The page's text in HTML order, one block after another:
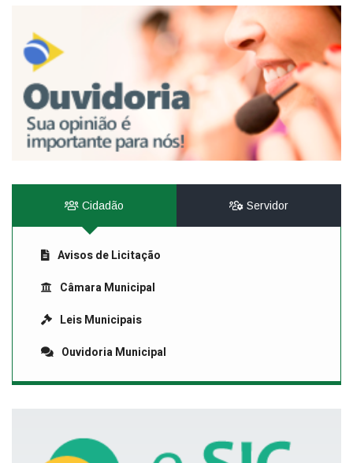
Cidadão Servidor
Avisos de Licitação
Câmara Municipal
Leis Municipais
Ouvidoria Municipal